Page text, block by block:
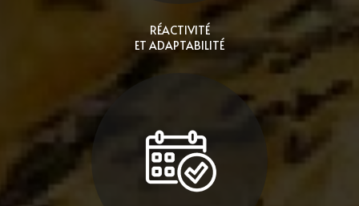
RÉACTIVITÉ
ET ADAPTABILITÉ